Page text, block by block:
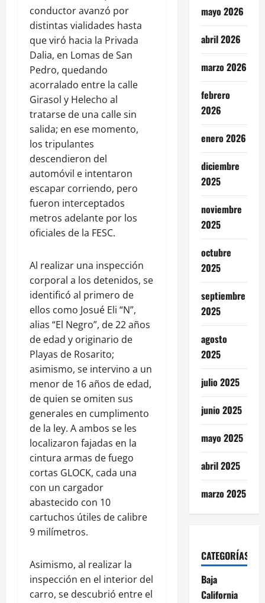
conductor avanzó por
distintas vialidades hasta
que viró hacia la Privada
Dalia, en Lomas de San
Pedro, quedando
acorralado entre la calle
Girasol y Helecho al
tratarse de una calle sin
salida; en ese momento,
los tripulantes
descendieron del
automóvil e intentaron
escapar corriendo, pero
fueron interceptados
metros adelante por los
oficiales de la FESC.
Al realizar una inspección
corporal a los detenidos, se
identificó al primero de
ellos como Josué Eli “N”,
alias “El Negro”, de 22 años
de edad y originario de
Playas de Rosarito;
asimismo, se intervino a un
menor de 16 años de edad,
de quien se omiten sus
generales en cumplimento
de la ley. A ambos se les
localizaron fajadas en la
cintura armas de fuego
cortas GLOCK, cada una
con un cargador
abastecido con 10
cartuchos útiles de calibre
9 milímetros.
Asimismo, al realizar la
inspección en el interior del
carro, se descubrió entre el
mayo 2026
abril 2026
marzo 2026
febrero
2026
enero 2026
diciembre
2025
noviembre
2025
octubre
2025
septiembre
2025
agosto
2025
julio 2025
junio 2025
mayo 2025
abril 2025
marzo 2025
CATEGORÍAS
Baja
California